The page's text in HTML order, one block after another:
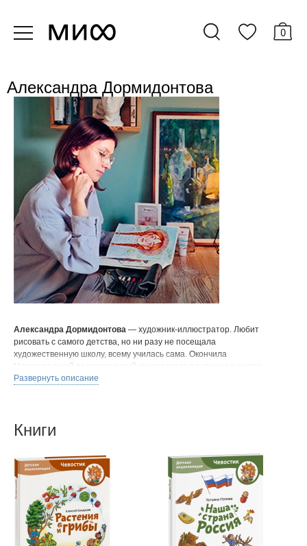
0
Александра Дормидонтова
Александра Дормидонтова — художник-иллюстратор. Любит
рисовать с самого детства, но ни разу не посещала
художественную школу, всему училась сама. Окончила
Нижегородский педагогический университет по специальности
«возрастная психология», сейчас занимается иллюстрацией для
с «живыми» материалами, пробовать и открывать для себя что-то
Развернуть описание
Книги